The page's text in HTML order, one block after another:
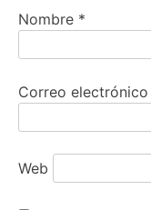
Nombre *
Correo electrónico
Web